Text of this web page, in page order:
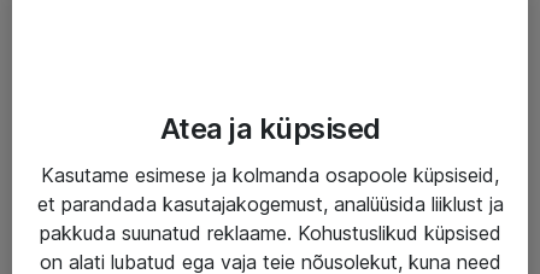
Teenused
IT taristu
Atea ja küpsised
Kasutame esimese ja kolmanda osapoole küpsiseid,
et parandada kasutajakogemust, analüüsida liiklust ja
pakkuda suunatud reklaame. Kohustuslikud küpsised
on alati lubatud ega vaja teie nõusolekut, kuna need